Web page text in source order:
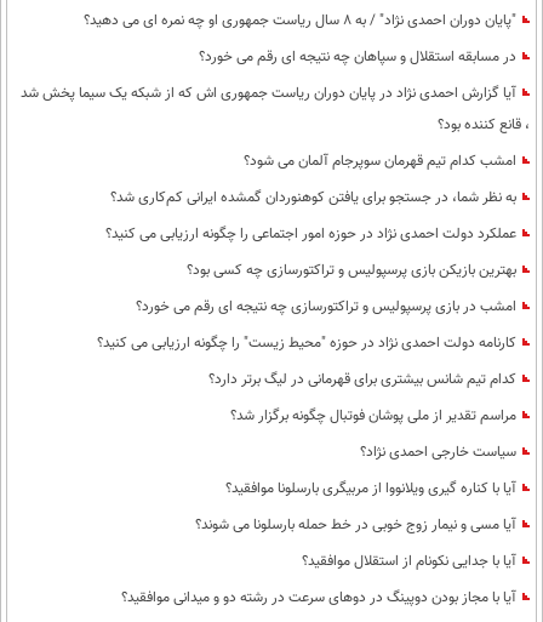
"پایان دوران احمدی نژاد" / به 8 سال ریاست جمهوری او چه نمره ای می دهید؟
در مسابقه استقلال و سپاهان چه نتیجه ای رقم می خورد؟
آیا گزارش احمدی نژاد در پایان دوران ریاست جمهوری اش که از شبکه یک سیما پخش شد
، قانع کننده بود؟
امشب کدام تیم قهرمان سوپرجام آلمان می شود؟
به نظر شما، در جستجو برای یافتن کوهنوردان گمشده ایرانی کم‌کاری شد؟
عملکرد دولت احمدی نژاد در حوزه امور اجتماعی را چگونه ارزیابی می کنید؟
بهترین بازیکن بازی پرسپولیس و تراکتورسازی چه کسی بود؟
امشب در بازی پرسپولیس و تراکتورسازی چه نتیجه ای رقم می خورد؟
کارنامه دولت احمدی نژاد در حوزه "محیط زیست" را چگونه ارزیابی می کنید؟
کدام تیم شانس بیشتری برای قهرمانی در لیگ برتر دارد؟
مراسم تقدیر از ملی پوشان فوتبال چگونه برگزار شد؟
سیاست خارجی احمدی نژاد؟
آیا با کناره گیری ویلانووا از مربیگری بارسلونا موافقید؟
آیا مسی و نیمار زوج خوبی در خط حمله بارسلونا می شوند؟
آیا با جدایی نکونام از استقلال موافقید؟
آیا با مجاز بودن دوپینگ در دوهای سرعت در رشته دو و میدانی موافقید؟